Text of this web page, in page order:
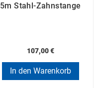
5m Stahl-Zahnstange
107,00 €
In den Warenkorb